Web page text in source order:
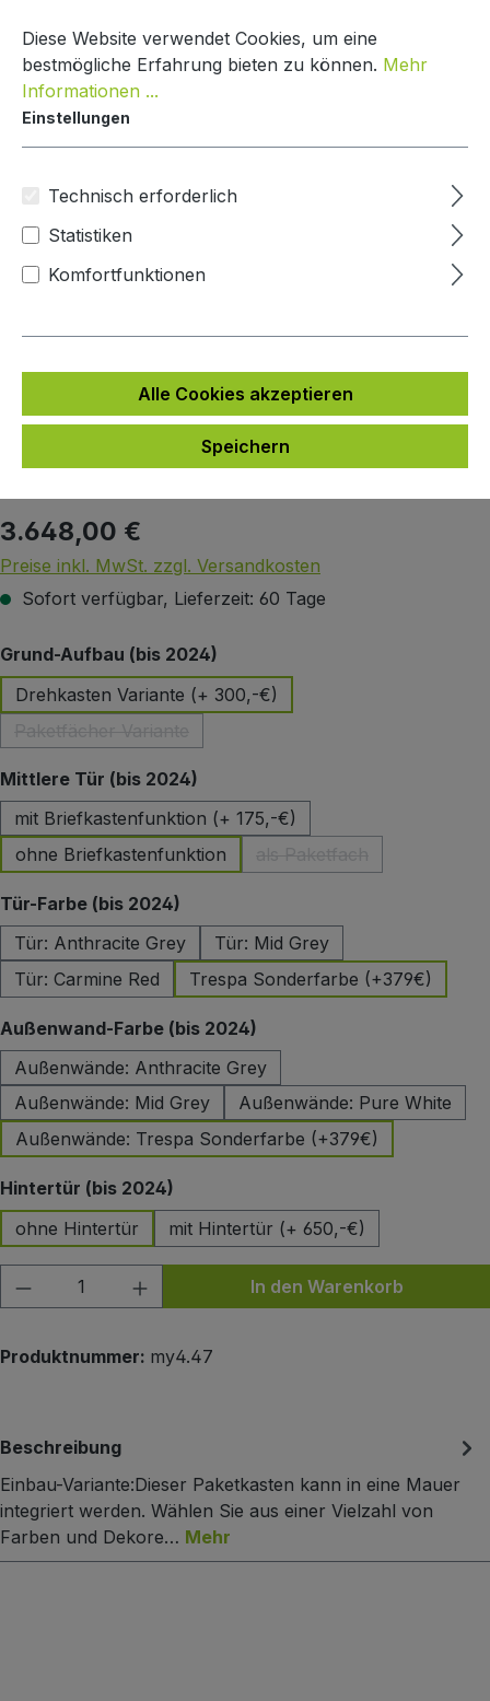
Paketkasten Einbau-Variante
Mypaketkasten
Bildergalerie überspringen
Regulärer Preis:
3.648,00 €
Preise inkl. MwSt. zzgl. Versandkosten
Sofort verfügbar, Lieferzeit: 60 Tage
Grund-Aufbau (bis 2024)
Drehkasten Variante (+ 300,-€)
(Diese Option ist zurzeit nicht verfügbar.)
Mittlere Tür (bis 2024)
mit Briefkastenfunktion (+ 175,-€)
ohne Briefkastenfunktion
Tür-Farbe (bis 2024)
Tür: Anthracite Grey
Tür: Mid Grey
Tür: Carmine Red
Trespa Sonderfarbe (+379€)
Außenwand-Farbe (bis 2024)
Außenwände: Anthracite Grey
Außenwände: Mid Grey
Außenwände: Pure White
Außenwände: Trespa Sonderfarbe (+379€)
Hintertür (bis 2024)
ohne Hintertür
mit Hintertür (+ 650,-€)
Produkt Anzahl: Gib den gewünschten
In den Warenkorb
Produktnummer: my4.47
Beschreibung
Einbau-Variante:Dieser Paketkasten kann in eine Mauer
integriert werden. Wählen Sie aus einer Vielzahl von
Farben und Dekore… Mehr
Diese Website verwendet Cookies, um eine
bestmögliche Erfahrung bieten zu können. Mehr
Informationen ...
Einstellungen
Technisch erforderlich
Statistiken
Komfortfunktionen
Alle Cookies akzeptieren
Speichern